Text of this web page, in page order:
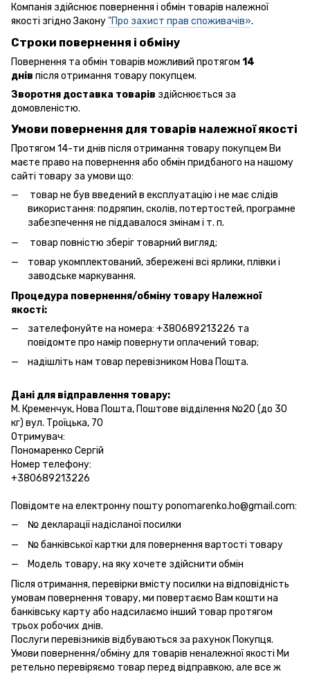
Компанія здійснює повернення і обмін товарів належної
якості згідно Закону"Про захист прав споживачів».
Строки повернення і обміну
Повернення та обмін товарів можливий протягом 14
днів після отримання товару покупцем.
Зворотня доставка товарів здійснюється за
домовленістю.
Умови повернення для товарів належної якості
Протягом 14-ти днів після отримання товару покупцем Ви
маєте право на повернення або обмін придбаного на нашому
сайті товару за умови що:
товар не був введений в експлуатацію і не має слідів
використання: подряпин, сколів, потертостей, програмне
забезпечення не піддавалося змінам і т. п.
товар повністю зберіг товарний вигляд;
товар укомплектований, збережені всі ярлики, плівки і
заводське маркування.
Процедура повернення/обміну товару Належної
якості:
зателефонуйте на номера: +380689213226 та
повідомте про намір повернути оплачений товар;
надішліть нам товар перевізником Нова Пошта.
Дані для відправлення товару:
М. Кременчук, Нова Пошта, Поштове відділення №20 (до 30
кг) вул. Троїцька, 70
Отримувач:
Пономаренко Сергій
Номер телефону:
+380689213226
Повідомте на електронну пошту ponomarenko.ho@gmail.com:
№ декларації надісланої посилки
№ банківської картки для повернення вартості товару
Модель товару, на яку хочете здійснити обмін
Після отримання, перевірки вмісту посилки на відповідність
умовам повернення товару, ми повертаємо Вам кошти на
банківську карту або надсилаємо інший товар протягом
трьох робочих днів.
Послуги перевізників відбуваються за рахунок Покупця.
Умови повернення/обміну для товарів неналежної якості Ми
ретельно перевіряємо товар перед відправкою, але все ж